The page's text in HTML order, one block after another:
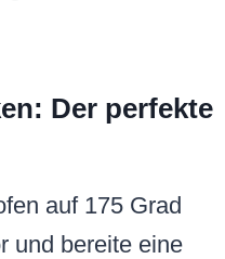
Der perfekte
auf 175 Grad
und bereite eine